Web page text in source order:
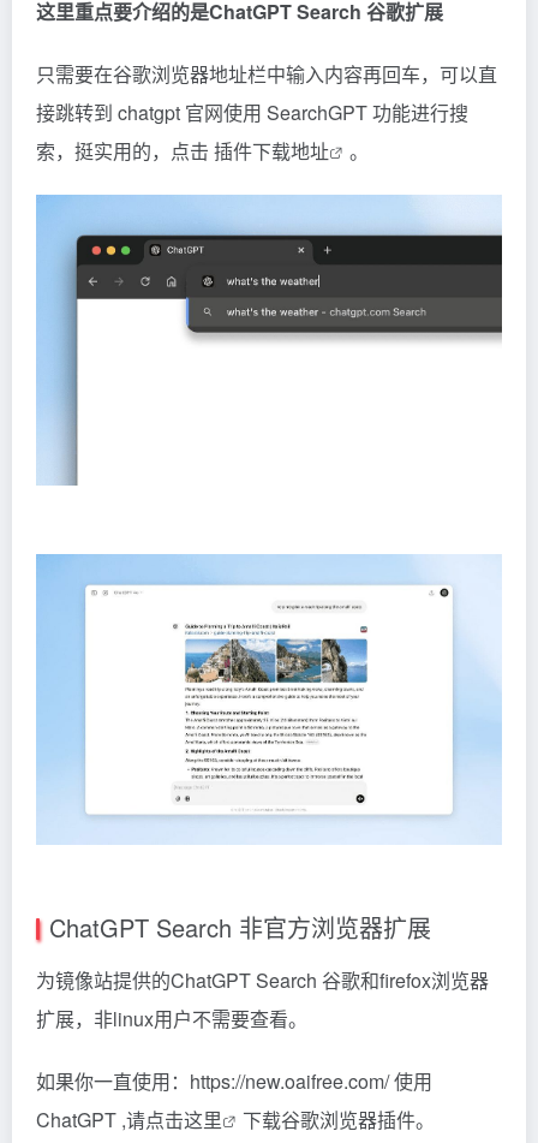
这里重点要介绍的是ChatGPT Search 谷歌扩展
只需要在谷歌浏览器地址栏中输入内容再回车，可以直
接跳转到 chatgpt 官网使用 SearchGPT 功能进行搜
索，挺实用的，点击 插件下载地址 。
ChatGPT Search 非官方浏览器扩展
为镜像站提供的ChatGPT Search 谷歌和firefox浏览器
扩展，非linux用户不需要查看。
如果你一直使用：https://new.oaifree.com/ 使用
ChatGPT ,请点击这里 下载谷歌浏览器插件。